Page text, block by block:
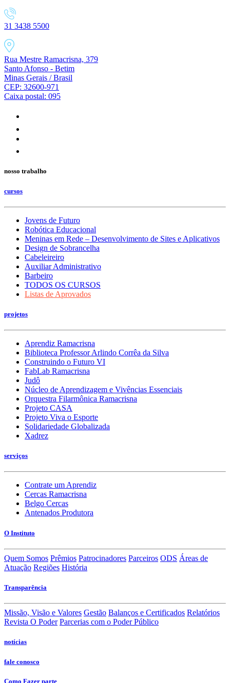
31 3438 5500
Rua Mestre Ramacrisna, 379
Santo Afonso - Betim
Minas Gerais / Brasil
CEP: 32600-971
Caixa postal: 095
nosso trabalho
cursos
Jovens de Futuro
Robótica Educacional
Meninas em Rede – Desenvolvimento de Sites e Aplicativos
Design de Sobrancelha
Cabeleireiro
Auxiliar Administrativo
Barbeiro
TODOS OS CURSOS
Listas de Aprovados
projetos
Aprendiz Ramacrisna
Biblioteca Professor Arlindo Corrêa da Silva
Construindo o Futuro VI
FabLab Ramacrisna
Judô
Núcleo de Aprendizagem e Vivências Essenciais
Orquestra Filarmônica Ramacrisna
Projeto CASA
Projeto Viva o Esporte
Solidariedade Globalizada
Xadrez
serviços
Contrate um Aprendiz
Cercas Ramacrisna
Belgo Cercas
Antenados Produtora
O Instituto
Quem Somos Prêmios Patrocinadores Parceiros ODS Áreas de
Atuação Regiões História
Transparência
Missão, Visão e Valores Gestão Balanços e Certificados Relatórios
Revista O Poder Parcerias com o Poder Público
notícias
fale conosco
Como Fazer parte